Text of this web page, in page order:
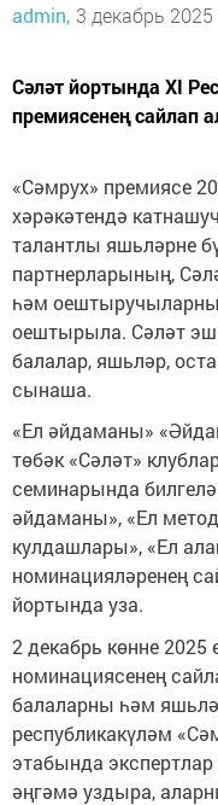
admin, 3 декабрь 2025
Сәләт йортында ХI
премиясенең сайлап
«Сәмрух» премиясе
хәрәкәтендә
талантлы яшьләрне
партнерларының,
һәм
оештырыла. Сәләт
балалар, яшьләр,
сынаша.
«Ел әйдаманы»
төбәк «Сәләт»
семинарында
әйдаманы», «Ел
кулдашлары», «Ел
номинацияләренең
йортында уза.
2 декабрь көнне
номинациясенең
балаларны һәм
республикакүләм
этабында
әңгәмә уздыра,